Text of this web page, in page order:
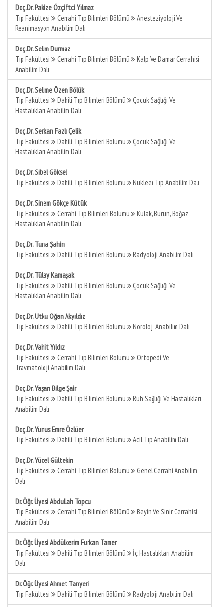
Doç.Dr. Pakize Özçiftci Yılmaz
Tıp Fakültesi
Cerrahi Tıp Bilimleri Bölümü
Anesteziyoloji Ve
Reanimasyon Anabilim Dalı
Doç.Dr. Selim Durmaz
Tıp Fakültesi
Cerrahi Tıp Bilimleri Bölümü
Kalp Ve Damar Cerrahisi
Anabilim Dalı
Doç.Dr. Selime Özen Bölük
Tıp Fakültesi
Dahili Tıp Bilimleri Bölümü
Çocuk Sağlığı Ve
Hastalıkları Anabilim Dalı
Doç.Dr. Serkan Fazlı Çelik
Tıp Fakültesi
Dahili Tıp Bilimleri Bölümü
Çocuk Sağlığı Ve
Hastalıkları Anabilim Dalı
Doç.Dr. Sibel Göksel
Tıp Fakültesi
Dahili Tıp Bilimleri Bölümü Nükleer Tıp Anabilim Dalı
Doç.Dr. Sinem Gökçe Kütük
Tıp Fakültesi
Cerrahi Tıp Bilimleri Bölümü
Kulak, Burun, Boğaz
Hastalıkları Anabilim Dalı
Doç.Dr. Tuna Şahin
Tıp Fakültesi
Dahili Tıp Bilimleri Bölümü Radyoloji Anabilim Dalı
Doç.Dr. Tülay Kamaşak
Tıp Fakültesi
Dahili Tıp Bilimleri Bölümü
Çocuk Sağlığı Ve
Hastalıkları Anabilim Dalı
Doç.Dr. Utku Oğan Akyıldız
Tıp Fakültesi
Dahili Tıp Bilimleri Bölümü Nöroloji Anabilim Dalı
Doç.Dr. Vahit Yıldız
Tıp Fakültesi
Cerrahi Tıp Bilimleri Bölümü
Ortopedi Ve
Travmatoloji Anabilim Dalı
Doç.Dr. Yaşan Bilge Şair
Tıp Fakültesi
Dahili Tıp Bilimleri Bölümü
Ruh Sağlığı Ve Hastalıkları
Anabilim Dalı
Doç.Dr. Yunus Emre Özlüer
Tıp Fakültesi
Dahili Tıp Bilimleri Bölümü Acil Tıp Anabilim Dalı
Doç.Dr. Yücel Gültekin
Tıp Fakültesi
Cerrahi Tıp Bilimleri Bölümü
Genel Cerrahi Anabilim
Dalı
Dr. Öğr. Üyesi Abdullah Topcu
Tıp Fakültesi
Cerrahi Tıp Bilimleri Bölümü
Beyin Ve Sinir Cerrahisi
Anabilim Dalı
Dr. Öğr. Üyesi Abdülkerim Furkan Tamer
Tıp Fakültesi
Dahili Tıp Bilimleri Bölümü
İç Hastalıkları Anabilim
Dalı
Dr. Öğr. Üyesi Ahmet Tanyeri
Tıp Fakültesi
Dahili Tıp Bilimleri Bölümü Radyoloji Anabilim Dalı